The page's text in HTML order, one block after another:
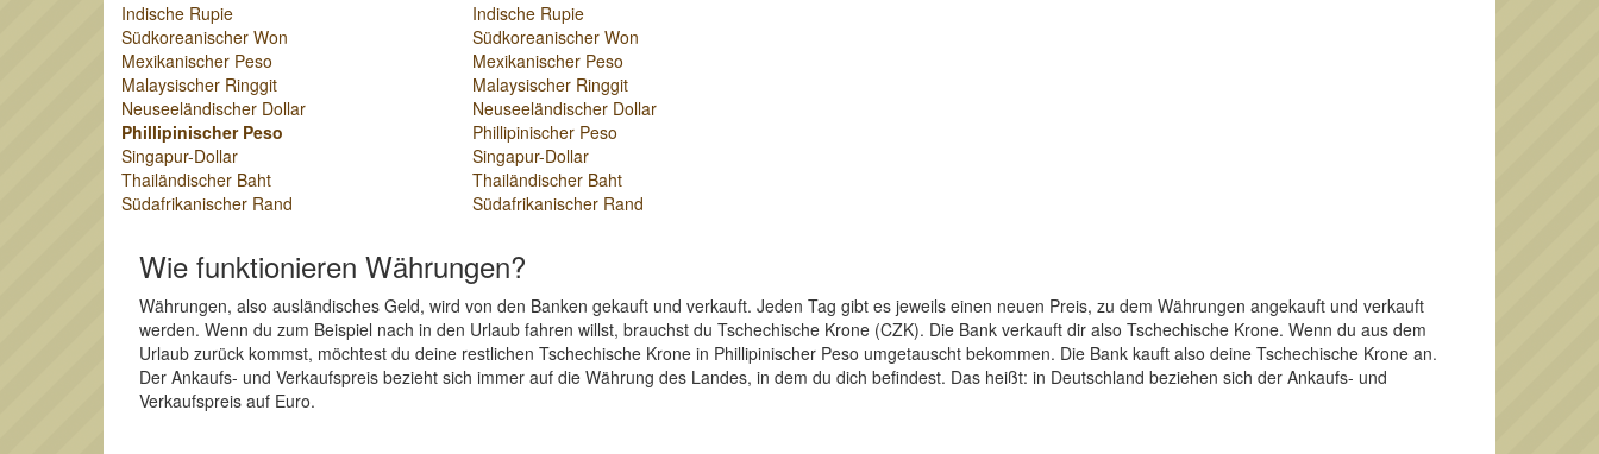
Indische Rupie
Südkoreanischer Won
Mexikanischer Peso
Malaysischer Ringgit
Neuseeländischer Dollar
Phillipinischer Peso
Singapur-Dollar
Thailändischer Baht
Südafrikanischer Rand
Indische Rupie
Südkoreanischer Won
Mexikanischer Peso
Malaysischer Ringgit
Neuseeländischer Dollar
Phillipinischer Peso
Singapur-Dollar
Thailändischer Baht
Südafrikanischer Rand
Wie funktionieren Währungen?
Währungen, also ausländisches Geld, wird von den Banken gekauft und verkauft. Jeden Tag gibt es jeweils einen neuen Preis, zu dem Währungen angekauft und verkauft
werden. Wenn du zum Beispiel nach in den Urlaub fahren willst, brauchst du Tschechische Krone (CZK). Die Bank verkauft dir also Tschechische Krone. Wenn du aus dem
Urlaub zurück kommst, möchtest du deine restlichen Tschechische Krone in Phillipinischer Peso umgetauscht bekommen. Die Bank kauft also deine Tschechische Krone an.
Der Ankaufs- und Verkaufspreis bezieht sich immer auf die Währung des Landes, in dem du dich befindest. Das heißt: in Deutschland beziehen sich der Ankaufs- und
Verkaufspreis auf Euro.